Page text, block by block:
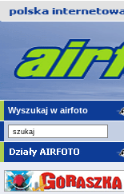
Wyszukaj w airfoto